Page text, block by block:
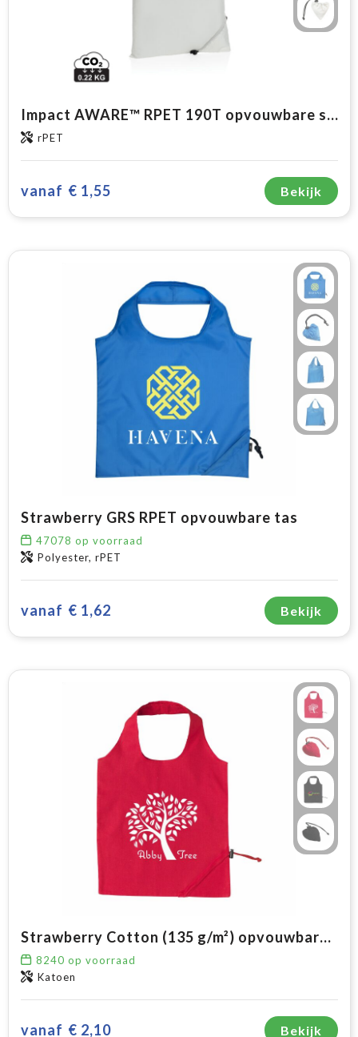
Impact AWARE™ RPET 190T opvouwbare shopper
rPET
vanaf € 1,55 Bekijk
Strawberry GRS RPET opvouwbare tas
47078 op voorraad
Polyester, rPET
vanaf € 1,62 Bekijk
Strawberry Cotton (135 g/m²) opvouwbare tas
8240 op voorraad
Katoen
vanaf € 2,10 Bekijk